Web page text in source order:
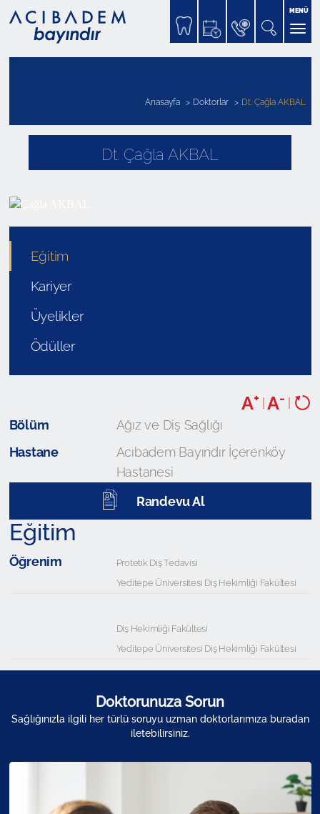
MENÜ
Dt. Çağla AKBAL
Anasayfa Doktorlar Dt. Çağla AKBAL
Eğitim
Kariyer
Üyelikler
Ödüller
A+ A-
Bölüm
Ağız ve Diş Sağlığı
Hastane
Acıbadem Bayındır İçerenköy
Hastanesi
Randevu Al
Eğitim
Öğrenim
Protetik Diş Tedavisi
Yeditepe Üniversitesi Diş Hekimliği Fakültesi
Diş Hekimliği Fakültesi
Yeditepe Üniversitesi Diş Hekimliği Fakültesi
Doktorunuza Sorun
Sağlığınızla ilgili her türlü soruyu uzman doktorlarımıza buradan
iletebilirsiniz.